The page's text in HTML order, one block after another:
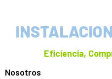
Eficiencia,
Nosotros